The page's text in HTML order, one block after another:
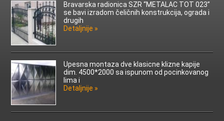
Bravarska radionica SZR “METALAC TOT 023”
se bavi izradom čeličnih konstrukcija, ograda i
drugih
Detaljnije »
Upesna montaza dve klasicne klizne kapije
dim. 4500*2000 sa ispunom od pocinkovanog
lima i
Detaljnije »